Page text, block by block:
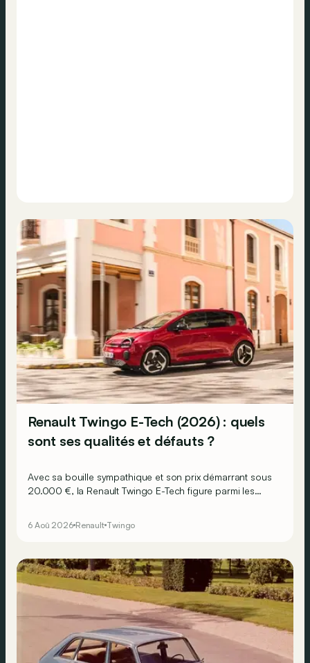
Renault Twingo E-Tech (2026) : quels
sont ses qualités et défauts ?
Avec sa bouille sympathique et son prix démarrant sous
20.000 €, la Renault Twingo E-Tech figure parmi les
principaux points forts… et ses quelques faiblesses.
6 Aoû 2026 Renault Twingo